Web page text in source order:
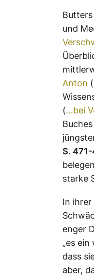
und
Anton
(…bei
S.
starke
In ihrer
enger
„es
dass
aber,